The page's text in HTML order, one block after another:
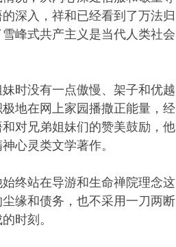
深入，祥和已经看到了万法归
峰式共产主义是当代人类社会
时没有一点傲慢、架子和优越
地在网上家园播撒正能量，经
对兄弟姐妹们的赞美鼓励，他
心灵类文学著作。
终站在导游和生命禅院理念这
缘和债务，也不采用一刀两断
时刻。